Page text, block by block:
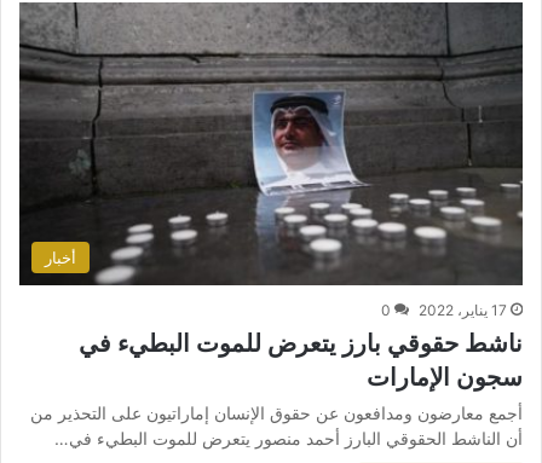
أخبار
17 يناير، 2022 0
ناشط حقوقي بارز يتعرض للموت البطيء في
سجون الإمارات
أجمع معارضون ومدافعون عن حقوق الإنسان إماراتيون على التحذير من
أن الناشط الحقوقي البارز أحمد منصور يتعرض للموت البطيء في…